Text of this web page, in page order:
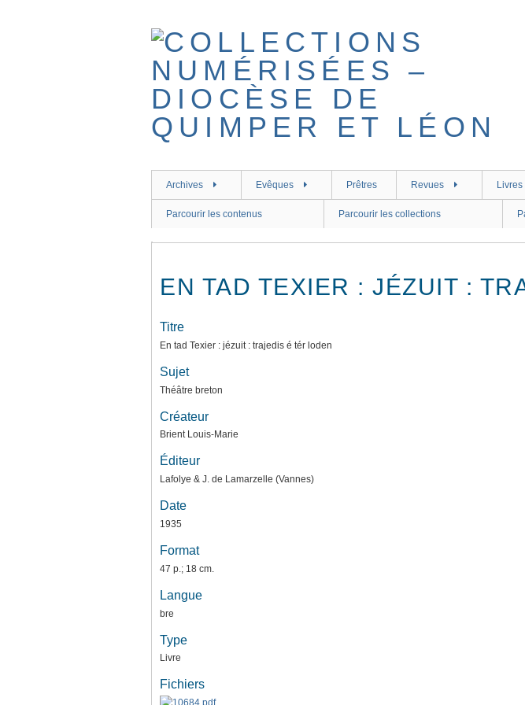
Archives Evêques Prêtres Revues Livres
Parcourir les contenus Parcourir les collections
EN TAD TEXIER : JÉZUIT :
Titre
En tad Texier : jézuit : trajedis é tér loden
Sujet
Théâtre breton
Créateur
Brient Louis-Marie
Éditeur
Lafolye & J. de Lamarzelle (Vannes)
Date
1935
Format
47 p.; 18 cm.
Langue
bre
Type
Livre
Fichiers